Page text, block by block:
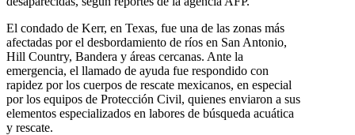
El condado de Kerr, en Texas, fue una de las zonas más
afectadas por el desbordamiento de ríos en San Antonio,
Hill Country, Bandera y áreas cercanas. Ante la
emergencia, el llamado de ayuda fue respondido con
rapidez por los cuerpos de rescate mexicanos, en especial
por los equipos de Protección Civil, quienes enviaron a sus
elementos especializados en labores de búsqueda acuática
y rescate.